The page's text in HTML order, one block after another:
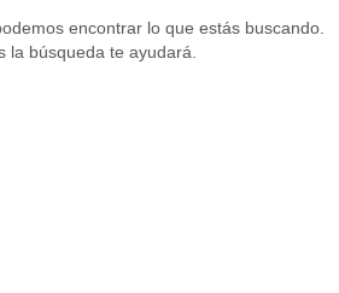
encontrar lo que estás buscando.
la búsqueda te ayudará.